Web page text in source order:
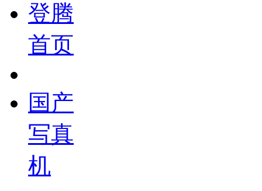
登腾
首页
国产
写真
机